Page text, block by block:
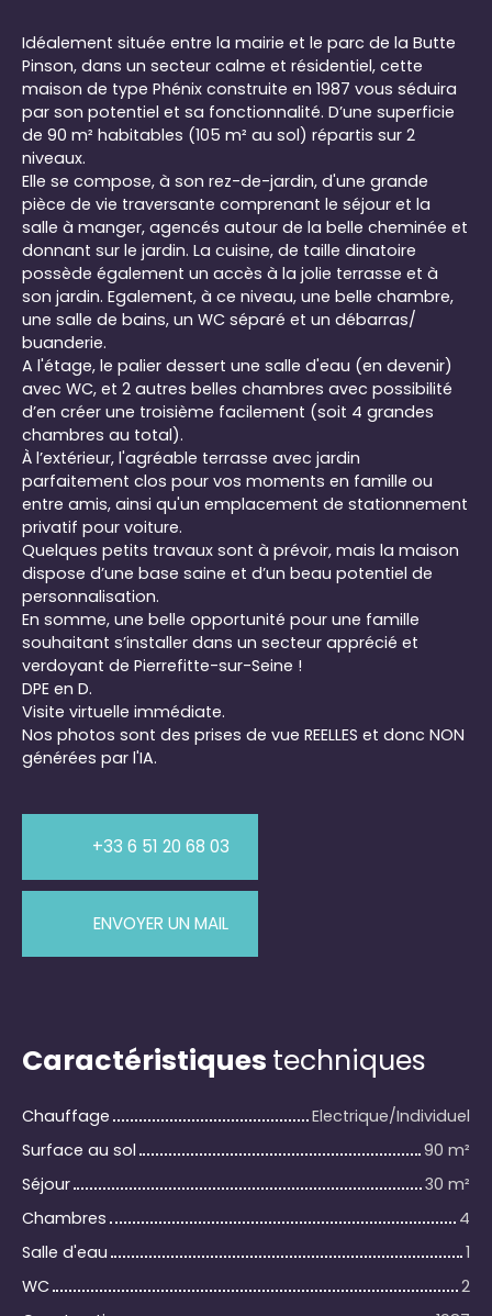
Idéalement située entre la mairie et le parc de la Butte
Pinson, dans un secteur calme et résidentiel, cette
maison de type Phénix construite en 1987 vous séduira
par son potentiel et sa fonctionnalité. D’une superficie
de 90 m² habitables (105 m² au sol) répartis sur 2
niveaux.
Elle se compose, à son rez-de-jardin, d'une grande
pièce de vie traversante comprenant le séjour et la
salle à manger, agencés autour de la belle cheminée et
donnant sur le jardin. La cuisine, de taille dinatoire
possède également un accès à la jolie terrasse et à
son jardin. Egalement, à ce niveau, une belle chambre,
une salle de bains, un WC séparé et un débarras/
buanderie.
A l'étage, le palier dessert une salle d'eau (en devenir)
avec WC, et 2 autres belles chambres avec possibilité
d’en créer une troisième facilement (soit 4 grandes
chambres au total).
À l’extérieur, l'agréable terrasse avec jardin
parfaitement clos pour vos moments en famille ou
entre amis, ainsi qu'un emplacement de stationnement
privatif pour voiture.
Quelques petits travaux sont à prévoir, mais la maison
dispose d’une base saine et d’un beau potentiel de
personnalisation.
En somme, une belle opportunité pour une famille
souhaitant s’installer dans un secteur apprécié et
verdoyant de Pierrefitte-sur-Seine !
DPE en D.
Visite virtuelle immédiate.
Nos photos sont des prises de vue REELLES et donc NON
générées par l'IA.
+33 6 51 20 68 03
ENVOYER UN MAIL
Caractéristiques techniques
Chauffage
Electrique/Individuel
Surface au sol
90 m²
Séjour
30 m²
Chambres
4
Salle d'eau
1
WC
2